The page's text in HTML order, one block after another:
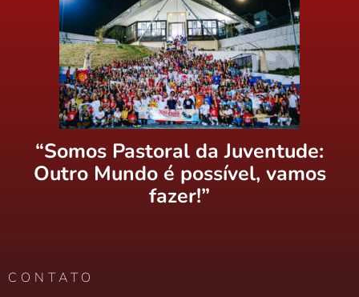
“Somos Pastoral da Juventude:
Outro Mundo é possível, vamos
fazer!”
CONTATO